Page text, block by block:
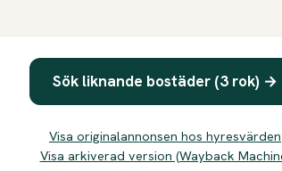
Sök liknande bostäder (3 rok) →
Visa originalannonsen hos hyresvärden
Visa arkiverad version (Wayback